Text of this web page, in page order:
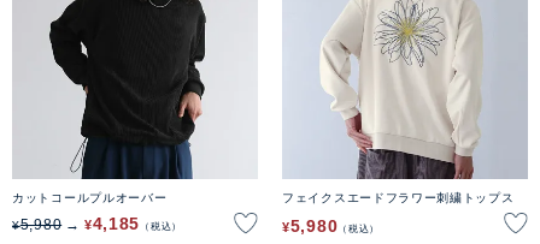
カットコールプルオーバー
¥5,980 ¥4,185 税込
フェイクスエードフラワー刺繍トップス
¥5,980 税込